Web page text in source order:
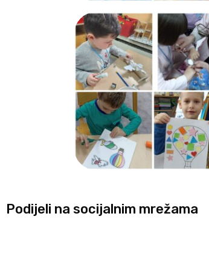
Podijeli na socijalnim mrežama